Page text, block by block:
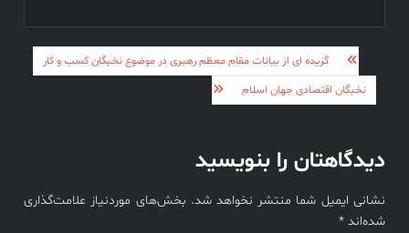
راهبری
نوشته
گزیده ای از بیانات مقام معظم رهبری در موضوع نخبگان کسب و کار
نخبگان اقتصادی جهان اسلام
دیدگاهتان را بنویسید
نشانی ایمیل شما منتشر نخواهد شد. بخش‌های موردنیاز علامت‌گذاری
شده‌اند*